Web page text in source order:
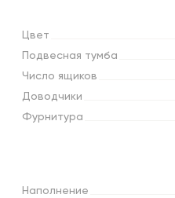
Цвет
Подвесная тумба
Число ящиков
Доводчики
Фурнитура
Наполнение